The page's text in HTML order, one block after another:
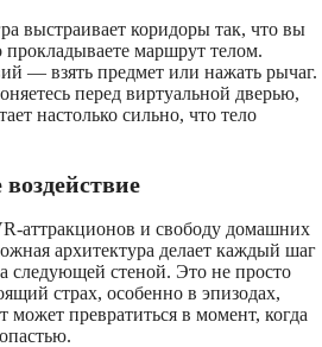
выстраивает коридоры так, что вы
прокладываете маршрут телом.
— взять предмет или нажать рычаг.
перед виртуальной дверью,
настолько сильно, что тело
аттракционов и свободу домашних
архитектура делает каждый шаг
следующей стеной. Это не просто
страх, особенно в эпизодах,
превратиться в момент, когда